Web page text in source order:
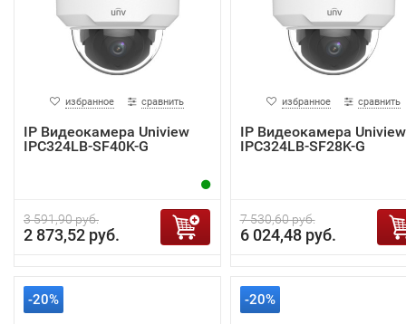
избранное сравнить
IP Видеокамера Uniview
IPC324LB-SF40K-G
3 591,90 руб.
2 873,52 руб.
избранное сравнить
IP Видеокамера Uniview
IPC324LB-SF28K-G
7 530,60 руб.
6 024,48 руб.
-20% -20%